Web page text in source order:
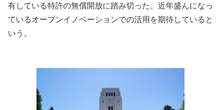
有している特許の無償開放に踏み切った。近年盛んになっ
ているオープンイノベーションでの活用を期待していると
いう。